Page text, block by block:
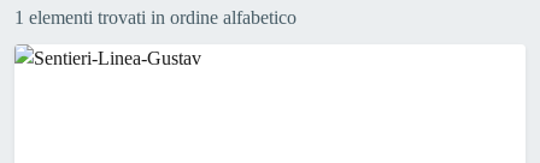
1 elementi trovati in ordine alfabetico